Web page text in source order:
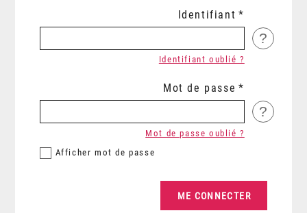
Identifiant
?
Identifiant oublié ?
Mot de passe
?
Afficher mot de passe
Mot de passe oublié ?